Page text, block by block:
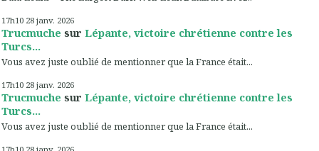
17h10 28 janv. 2026
Trucmuche sur Lépante, victoire chrétienne contre les
Turcs...
Vous avez juste oublié de mentionner que la France était...
17h10 28 janv. 2026
Trucmuche sur Lépante, victoire chrétienne contre les
Turcs...
Vous avez juste oublié de mentionner que la France était...